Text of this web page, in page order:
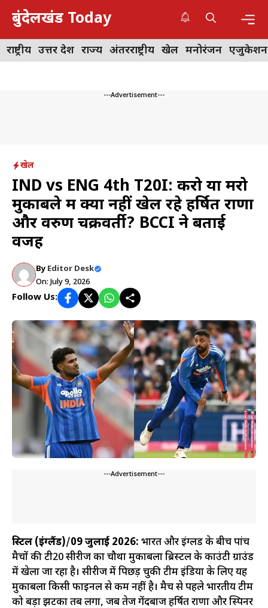
Skip
content
बुंदेलखंड Today
राष्ट्रीय उत्तर प्रदेश राज्य अंतरराष्ट्रीय खेल मनोरंजन एजुकेशन
---Advertisement---
खेल
IND vs ENG 4th T20I: करो या मरो
मुकाबले में क्यों नहीं खेल रहे हर्षित राणा
और वरुण चक्रवर्ती? BCCI ने बताई
वजह
By Editor Desk
On: July 9, 2026
Follow Us:
---Advertisement---
ब्रिस्टल (इंग्लैंड)/09 जुलाई 2026: भारत और इंग्लैंड के बीच पांच
मैचों की टी20 सीरीज का चौथा मुकाबला ब्रिस्टल के काउंटी ग्राउंड
में खेला जा रहा है। सीरीज में पिछड़ चुकी टीम इंडिया के लिए यह
मुकाबला किसी फाइनल से कम नहीं है। मैच से पहले भारतीय टीम
को बड़ा झटका तब लगा, जब तेज गेंदबाज हर्षित राणा और स्पिनर